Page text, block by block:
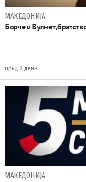
МАКЕДОНИЈА
Борче и Вулнет,
пред 2 дена
МАКЕДОНИЈА